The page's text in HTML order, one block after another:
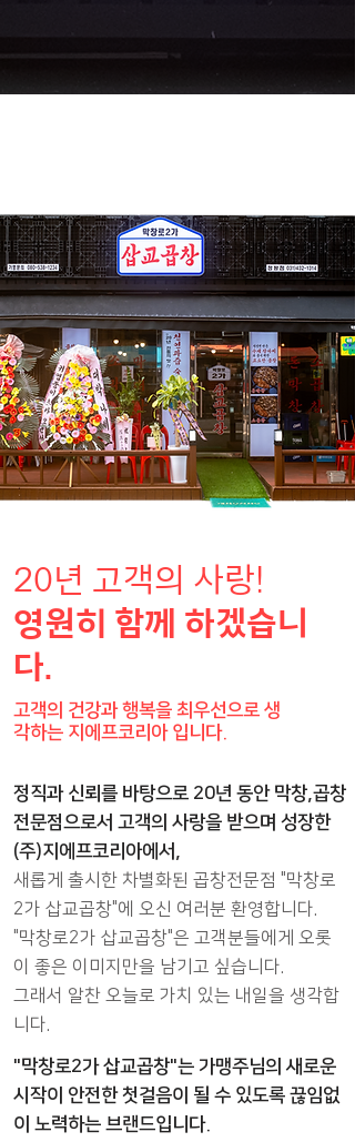
20년 고객의 사랑!
영원히 함께 하겠습니
다.
고객의 건강과 행복을 최우선으로 생
각하는 지에프코리아 입니다.
정직과 신뢰를 바탕으로 20년 동안 막창,곱창
전문점으로서 고객의 사랑을 받으며 성장한
(주)지에프코리아에서,
새롭게 출시한 차별화된 곱창전문점 "막창로
2가 삽교곱창"에 오신 여러분 환영합니다.
"막창로2가 삽교곱창"은 고객분들에게 오롯
이 좋은 이미지만을 남기고 싶습니다.
그래서 알찬 오늘로 가치 있는 내일을 생각합
니다.
"막창로2가 삽교곱창"는 가맹주님의 새로운
시작이 안전한 첫걸음이 될 수 있도록 끊임없
이 노력하는 브랜드입니다.